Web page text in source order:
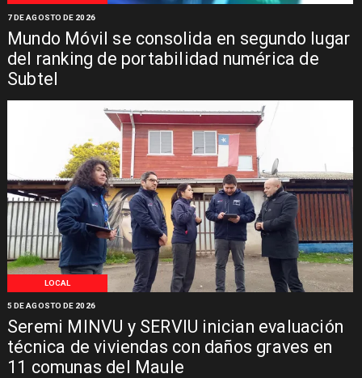
Mundo Móvil se consolida en segundo lugar
del ranking de portabilidad numérica de
Subtel
7 DE AGOSTO DE 2026
LOCAL
Seremi MINVU y SERVIU inician evaluación
técnica de viviendas con daños graves en
11 comunas del Maule
5 DE AGOSTO DE 2026